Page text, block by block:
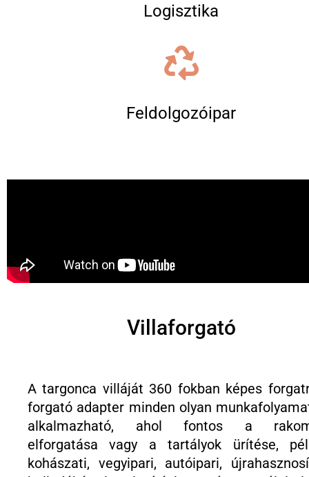
Logisztika
Feldolgozóipar
Villaforgató
A targonca villáját 360 fokban képes
forgató adapter minden olyan
alkalmazható, ahol fontos a
elforgatása vagy a tartályok ürítése,
kohászati, vegyipari, autóipari,